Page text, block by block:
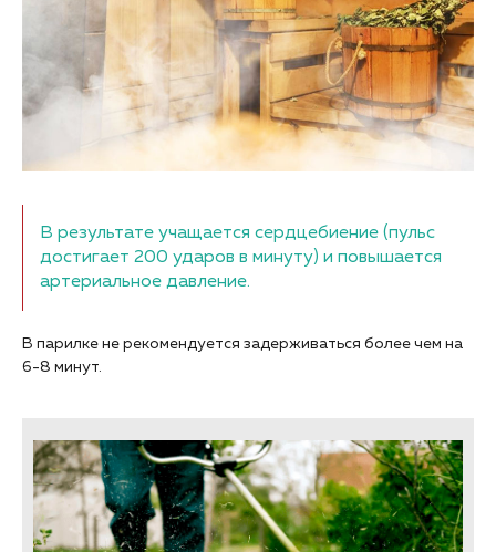
В результате учащается сердцебиение (пульс
достигает 200 ударов в минуту) и повышается
артериальное давление.
В парилке не рекомендуется задерживаться более чем на
6-8 минут.